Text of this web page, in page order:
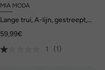
MIA MODA
Lange trui, A-lijn, gestreept,
59,99€
1
(1)